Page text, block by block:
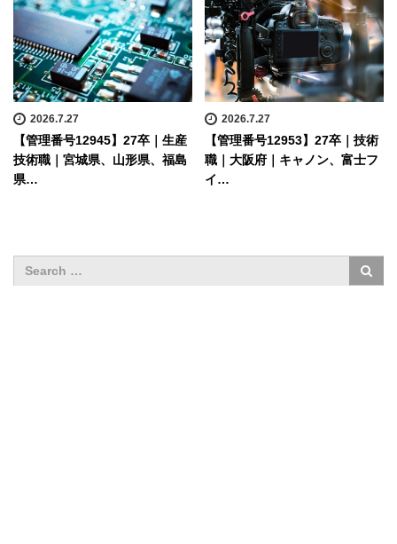
2026.7.27
【管理番号12945】27卒｜生産
技術職｜宮城県、山形県、福島
県…
2026.7.27
【管理番号12953】27卒｜技術
職｜大阪府｜キャノン、富士フ
イ…